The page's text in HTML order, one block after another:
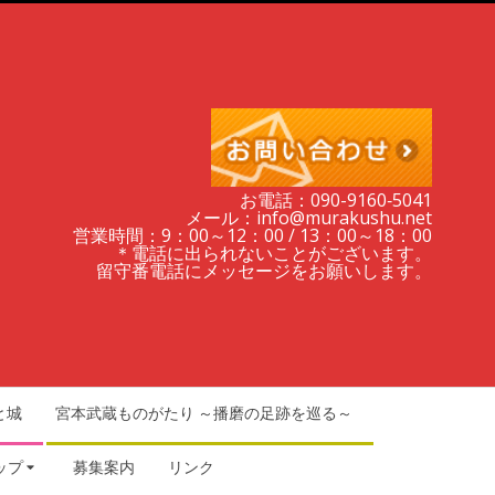
お電話：090-9160‐5041
メール：info@murakushu.net
営業時間：9：00～12：00 / 13：00～18：00
＊電話に出られないことがございます。
留守番電話にメッセージをお願いします。
城 宮本武蔵ものがたり ～播磨の足跡を巡る～
プ 募集案内 リンク